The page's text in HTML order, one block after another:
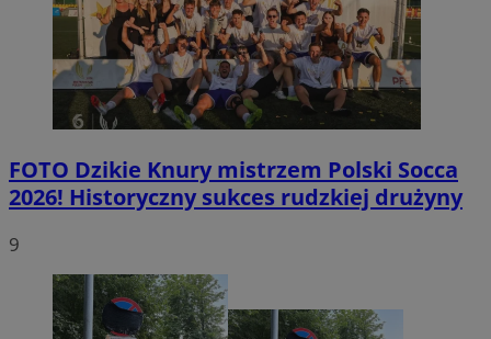
FOTO Dzikie Knury mistrzem Polski Socca
2026! Historyczny sukces rudzkiej drużyny
9